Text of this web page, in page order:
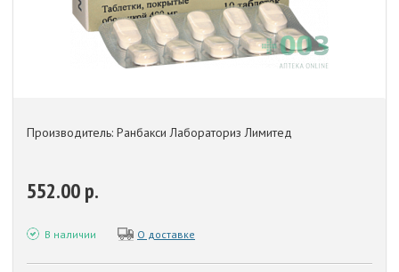
Производитель: Ранбакси Лабораториз Лимитед
552.00 р.
В наличии О доставке